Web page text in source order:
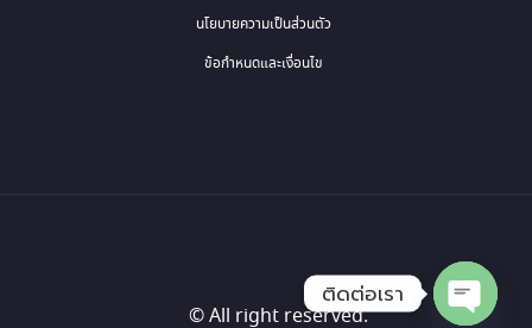
นโยบายความเป็นส่วนตัว
ข้อกำหนดและเงื่อนไข
© All right reserved.
ติดต่อเรา